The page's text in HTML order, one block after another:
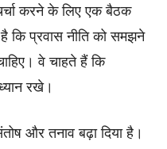
करने के लिए एक बैठक
प्रवास नीति को समझने
वे चाहते हैं कि
रखे।
और तनाव बढ़ा दिया है।